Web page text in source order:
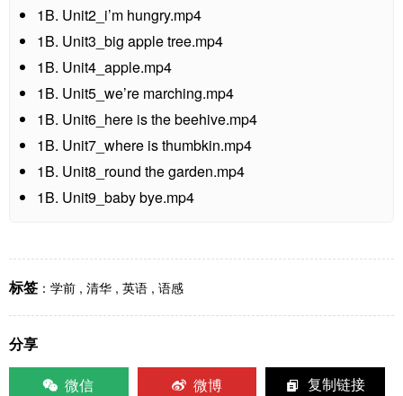
1B. Unit2_i’m hungry.mp4
1B. Unit3_big apple tree.mp4
1B. Unit4_apple.mp4
1B. Unit5_we’re marching.mp4
1B. Unit6_here is the beehive.mp4
1B. Unit7_where is thumbkin.mp4
1B. Unit8_round the garden.mp4
1B. Unit9_baby bye.mp4
标签 ： 学前 , 清华 , 英语 , 语感
分享
微信
微博 复制链接